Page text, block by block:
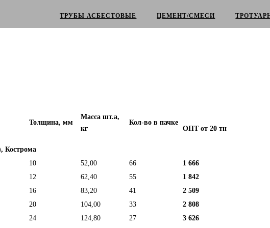
ТРУБЫ АСБЕСТОВЫЕ ЦЕМЕНТ/СМЕСИ
Толщина, мм
Масса шт.а,
кг
Кол-во в пачке
ОПТ от 20 тн
10 52,00 66
1 666
12
62,40 55
1 842
16
83,20 41
2 509
20
104,00 33
2 808
24
124,80 27 3 626